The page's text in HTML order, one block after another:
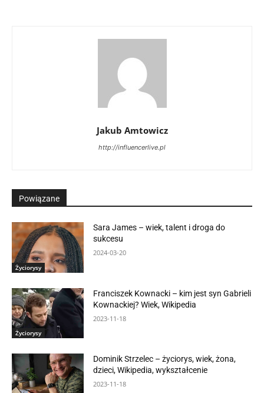
Jakub Amtowicz
http://influencerlive.pl
Powiązane
Życiorysy
Sara James – wiek, talent i droga do
sukcesu
2024-03-20
Życiorysy
Franciszek Kownacki – kim jest syn Gabrieli
Kownackiej? Wiek, Wikipedia
2023-11-18
Dominik Strzelec – życiorys, wiek, żona,
dzieci, Wikipedia, wykształcenie
2023-11-18